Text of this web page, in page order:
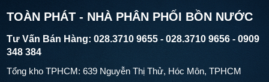
TOÀN PHÁT - NHÀ PHÂN PHỐI BỒN NƯỚC
Tư Vấn Bán Hàng: 028.3710 9655 - 028.3710 9656 - 0909
348 384
Tổng kho TPHCM: 639 Nguyễn Thị Thử, Hóc Môn, TPHCM